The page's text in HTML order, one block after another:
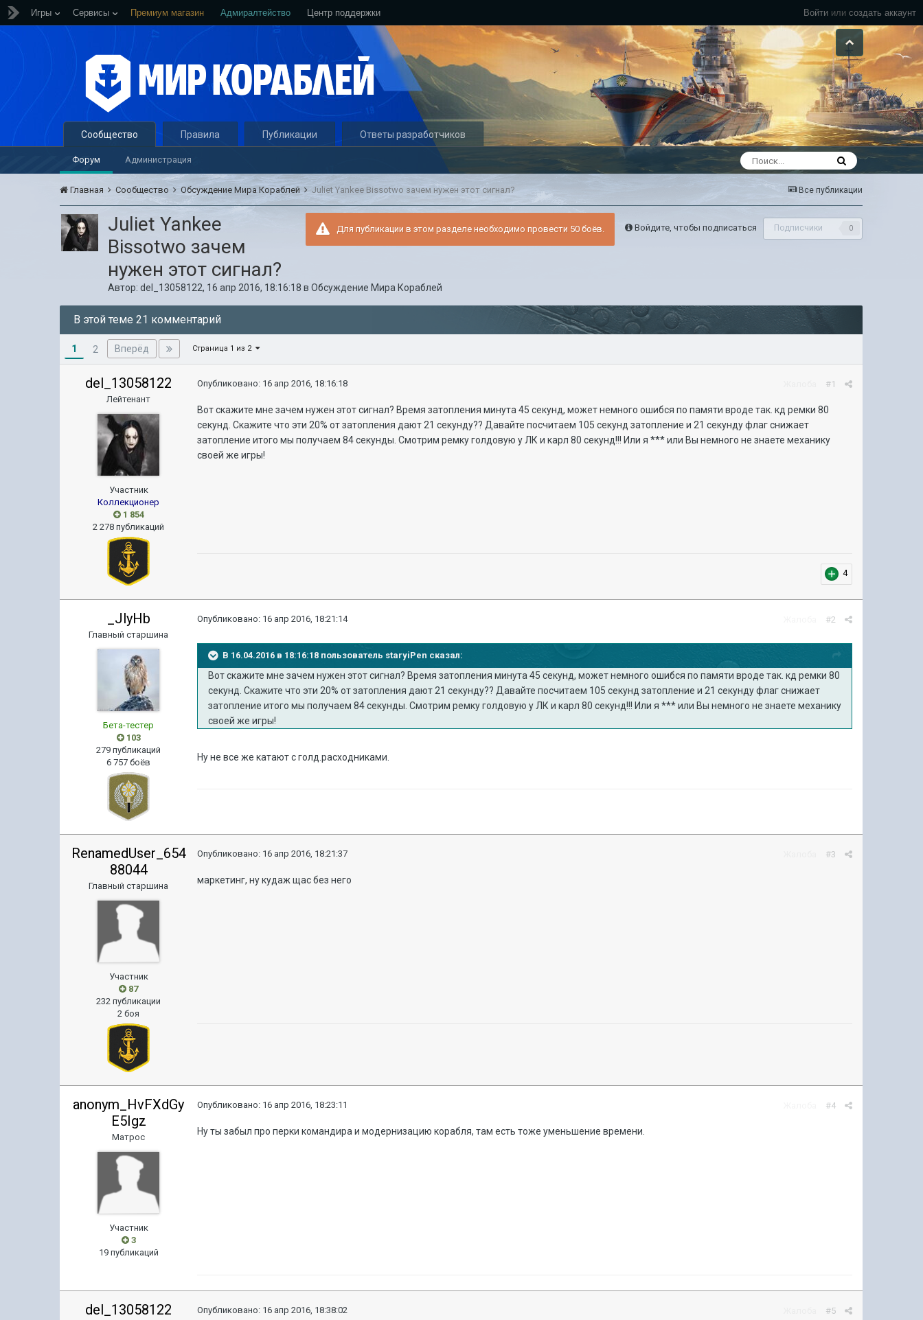
Войти или создать аккаунт
Игры Сервисы Премиум магазин Адмиралтейство Центр поддержки
Сообщество
Форум Администрация
Правила Публикации Ответы разработчиков
Все публикации
Главная Сообщество Обсуждение Мира Кораблей Juliet Yankee Bissotwo зачем нужен этот сигнал?
Войдите, чтобы подписаться Подписчики 0
Для публикации в этом разделе необходимо провести 50 боёв.
Juliet Yankee
Bissotwo зачем
нужен этот сигнал?
Автор:del_13058122, 16 апр 2016, 18:16:18 вОбсуждение Мира Кораблей
В этой теме 21 комментарий
1 2 Вперёд Страница 1 из 2
del_13058122
Лейтенант
Участник
Коллекционер
1 854
2 278 публикаций
#1
Опубликовано: 16 апр 2016, 18:16:18
Вот скажите мне зачем нужен этот сигнал? Время затопления минута 45 секунд, может немного ошибся по памяти вроде так. кд ремки 80
секунд. Скажите что эти 20% от затопления дают 21 секунду?? Давайте посчитаем 105 секунд затопление и 21 секунду флаг снижает
затопление итого мы получаем 84 секунды. Смотрим ремку голдовую у ЛК и карл 80 секунд!!! Или я *** или Вы немного не знаете механику
своей же игры!
4
_JlyHb
Главный старшина
Бета-тестер
103
279 публикаций
6 757 боёв
#2
Опубликовано: 16 апр 2016, 18:21:14
В 16.04.2016 в 18:16:18 пользователь staryiPen сказал:
Вот скажите мне зачем нужен этот сигнал? Время затопления минута 45 секунд, может немного ошибся по памяти вроде так. кд ремки 80
секунд. Скажите что эти 20% от затопления дают 21 секунду?? Давайте посчитаем 105 секунд затопление и 21 секунду флаг снижает
затопление итого мы получаем 84 секунды. Смотрим ремку голдовую у ЛК и карл 80 секунд!!! Или я *** или Вы немного не знаете механику
своей же игры!
Ну не все же катают с голд.расходниками.
RenamedUser_654
88044
Главный старшина
Участник
87
232 публикации
2 боя
#3
Опубликовано: 16 апр 2016, 18:21:37
маркетинг, ну кудаж щас без него
anonym_HvFXdGy
E5Igz
Матрос
Участник
3
19 публикаций
#4
Опубликовано: 16 апр 2016, 18:23:11
Ну ты забыл про перки командира и модернизацию корабля, там есть тоже уменьшение времени.
del_13058122 #5
Опубликовано: 16 апр 2016, 18:38:02